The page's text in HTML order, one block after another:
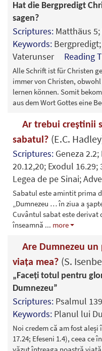
Hat die Bergpredigt
sagen?
Scriptures: Matthäus
Keywords:
Vaterunser Reading
Alle Schrift ist für Christen
immer von Christen,
lernen können. Somit
aus dem Wort Gottes eine
Ar trebui creştinii
sabatul? (E.C.
Scriptures: Geneza
20.12,20; Exodul
Legea de pe Sinai;
Sabatul este amintit prima
„Dumnezeu … în ziua a
Cuvântul sabat este derivat
înseamnă ... more
Are Dumnezeu
viața mea? (S.
„Faceți totul pentru
Dumnezeu”
Scriptures: Psalmul
Keywords: Planul lui
Noi credem că am fost
17.24; Efeseni 1.4), ceea ce